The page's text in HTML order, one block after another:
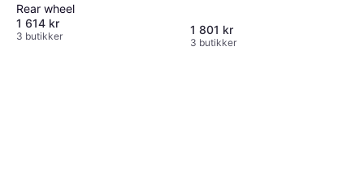
Rear wheel
1 614 kr
3 butikker 1 801 kr
3 butikker